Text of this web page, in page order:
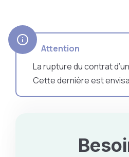
Attention
La rupture du contrat
Cette dernière est